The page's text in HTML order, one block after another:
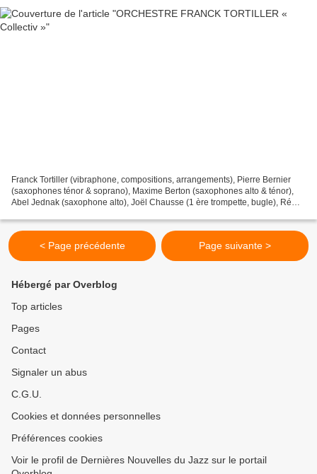
Franck Tortiller (vibraphone, compositions, arrangements), Pierre Bernier
(saxophones ténor & soprano), Maxime Berton (saxophones alto & ténor),
Abel Jednak (saxophone alto), Joël Chausse (1 ère trompette, bugle), Rémy
< Page précédente Page suivante >
Hébergé par Overblog
Top articles
Pages
Contact
Signaler un abus
C.G.U.
Cookies et données personnelles
Préférences cookies
Voir le profil de Dernières Nouvelles du Jazz sur le portail